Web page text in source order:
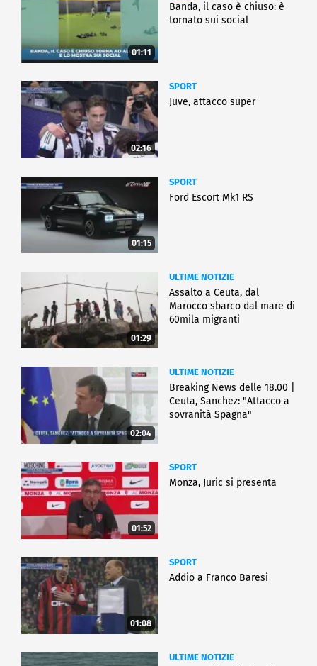
01:11
Banda, il caso è chiuso: è
tornato sui social
02:16
SPORT
Juve, attacco super
01:15
SPORT
Ford Escort Mk1 RS
01:29
ULTIME NOTIZIE
Assalto a Ceuta, dal
Marocco sbarco dal mare di
60mila migranti
02:04
ULTIME NOTIZIE
Breaking News delle 18.00 |
Ceuta, Sanchez: "Attacco a
sovranità Spagna"
01:52
SPORT
Monza, Juric si presenta
01:08
SPORT
Addio a Franco Baresi
ULTIME NOTIZIE